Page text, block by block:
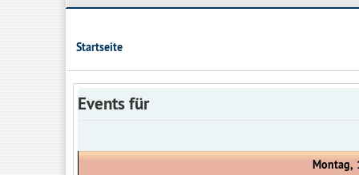
Startseite
Events für
Montag,